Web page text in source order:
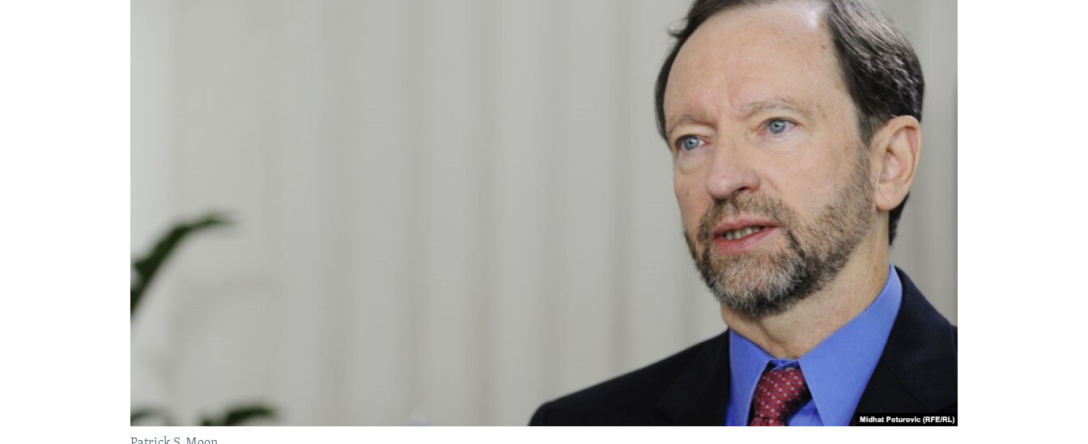
TRI DECENIJE OD RATA U BIH
NASTANAK I RASPAD JUGOSLAVIJE